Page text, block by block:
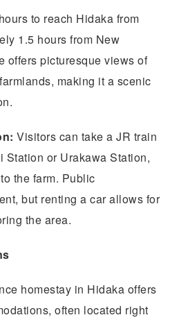
to reach Hidaka from
1.5 hours from New
offers picturesque views of
making it a scenic
Visitors can take a JR train
Station or Urakawa Station,
the farm. Public
but renting a car allows for
the area.
homestay in Hidaka offers
often located right